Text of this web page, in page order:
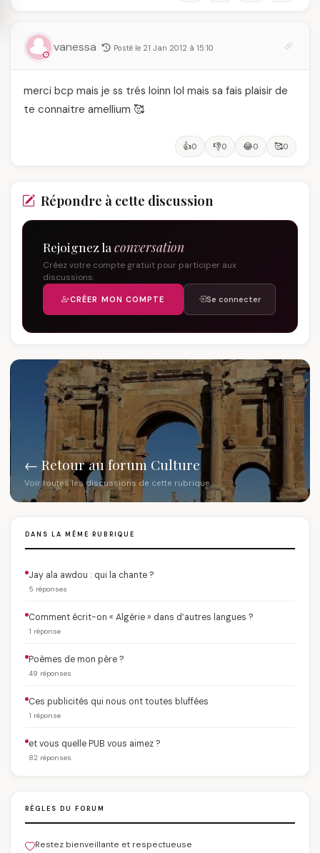
vanessa Posté le 21 Jan 2012 à 15:10
merci bcp mais je ss trés loinn lol mais sa fais plaisir de
te connaitre amellium 🥰
👍0 👎0 😂0 🥰0
Répondre à cette discussion
Rejoignez la conversation
Créez votre compte gratuit pour participer aux
discussions.
CRÉER MON COMPTE Se connecter
← Retour au forum Culture
Voir toutes les discussions de cette rubrique
DANS LA MÊME RUBRIQUE
Jay ala awdou : qui la chante ?
5 réponses
Comment écrit-on « Algérie » dans d’autres langues ?
1 réponse
Poèmes de mon père ?
49 réponses
Ces publicités qui nous ont toutes bluffées
1 réponse
et vous quelle PUB vous aimez ?
82 réponses
RÈGLES DU FORUM
Restez bienveillante et respectueuse